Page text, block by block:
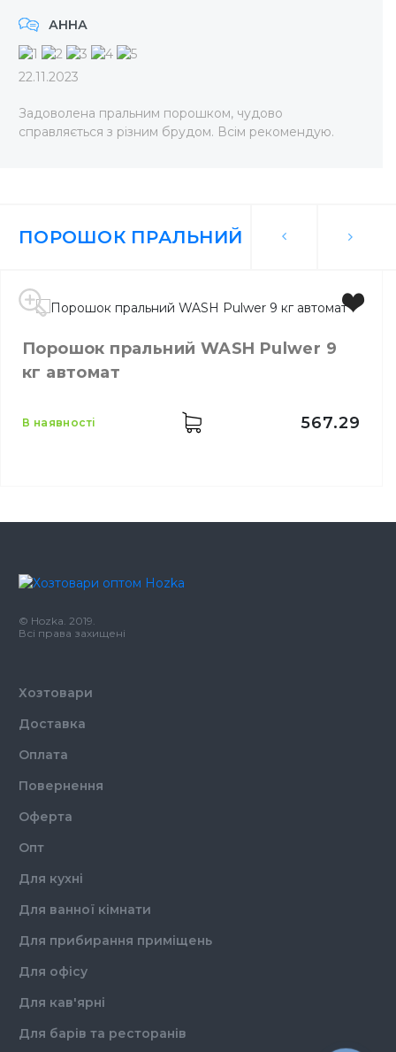
АННА
22.11.2023
Задоволена пральним порошком, чудово
справляється з різним брудом. Всім рекомендую.
ПОРОШОК ПРАЛЬНИЙ
Порошок пральний WASH Pulwer 9
кг автомат
Виробник
Польща
Місткість
Властивості
в наявності 567.29
© Hozka. 2019.
Всі права захищені
Хозтовари
Доставка
Оплата
Повернення
Оферта
Опт
Для кухні
Для ванної кімнати
Для прибирання приміщень
Для офісу
Для кав'ярні
Для барів та ресторанів